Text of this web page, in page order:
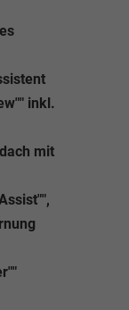
inkl.
mit